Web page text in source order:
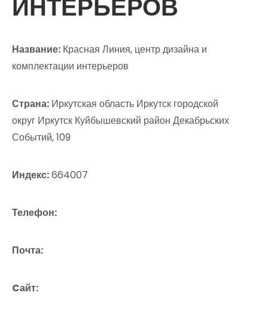
ИНТЕРЬЕРОВ
Название: Красная Линия, центр дизайна и
комплектации интерьеров
Страна: Иркутская область Иркутск городской
округ Иркутск Куйбышевский район Декабрьских
Событий, 109
Индекс:664007
Телефон:
Почта:
Cайт: